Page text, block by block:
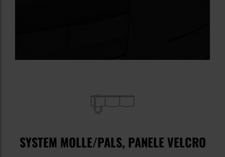
SYSTEM MOLLE/PALS, PANELE VELCRO